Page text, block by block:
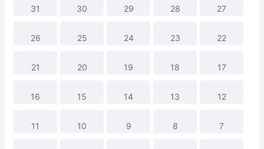
31 30 29 28 27
26 25 24 23 22
21 20 19 18 17
16 15 14 13 12
11 10 9 8 7